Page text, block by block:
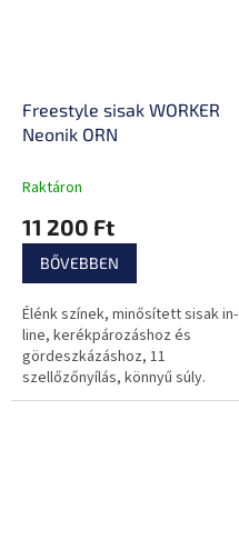
Freestyle sisak WORKER
Neonik ORN
Raktáron
11 200 Ft
BŐVEBBEN
Élénk színek, minősített sisak in-
line, kerékpározáshoz és
gördeszkázáshoz, 11
szellőzőnyílás, könnyű súly.